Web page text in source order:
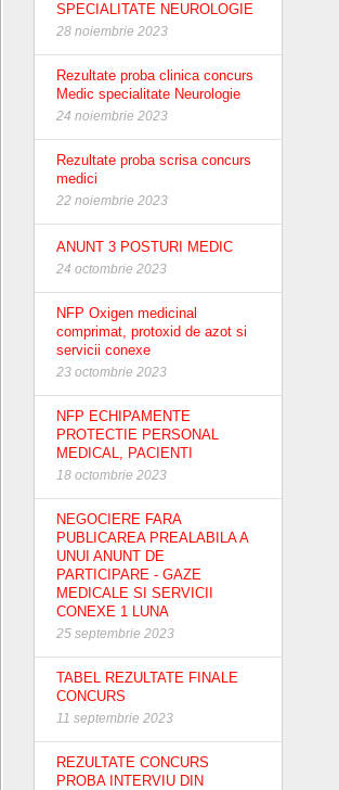
SPECIALITATE NEUROLOGIE
28 noiembrie 2023
Rezultate proba clinica concurs
Medic specialitate Neurologie
24 noiembrie 2023
Rezultate proba scrisa concurs
medici
22 noiembrie 2023
ANUNT 3 POSTURI MEDIC
24 octombrie 2023
NFP Oxigen medicinal
comprimat, protoxid de azot si
servicii conexe
23 octombrie 2023
NFP ECHIPAMENTE
PROTECTIE PERSONAL
MEDICAL, PACIENTI
18 octombrie 2023
NEGOCIERE FARA
PUBLICAREA PREALABILA A
UNUI ANUNT DE
PARTICIPARE - GAZE
MEDICALE SI SERVICII
CONEXE 1 LUNA
25 septembrie 2023
TABEL REZULTATE FINALE
CONCURS
11 septembrie 2023
REZULTATE CONCURS
PROBA INTERVIU DIN